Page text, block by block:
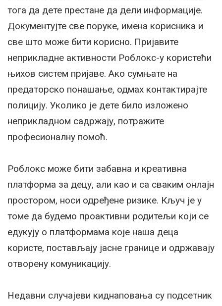
тога да дете престане да дели информације.
Документујте све поруке, имена корисника и
све што може бити корисно. Пријавите
неприкладне активности Роблокс-у користећи
њихов систем пријаве. Ако сумњате на
предаторско понашање, одмах контактирајте
полицију. Уколико је дете било изложено
неприкладном садржају, потражите
професионалну помоћ.
Роблокс може бити забавна и креативна
платформа за децу, али као и са сваким онлајн
простором, носи одређене ризике. Кључ је у
томе да будемо проактивни родитељи који се
едукују о платформама које наша деца
користе, постављају јасне границе и одржавају
отворену комуникацију.
Недавни случајеви киднаповања су подсетник